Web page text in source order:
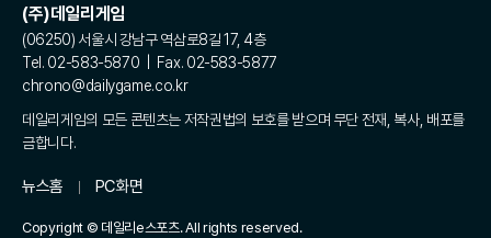
(주)데일리게임
(06250) 서울시 강남구 역삼로8길 17, 4층
Tel. 02-583-5870 | Fax. 02-583-5877
chrono@dailygame.co.kr
데일리게임의 모든 콘텐츠는 저작권법의 보호를 받으며 무단 전재, 복사, 배포를
금합니다.
뉴스홈 PC화면
Copyright © 데일리e스포츠. All rights reserved.